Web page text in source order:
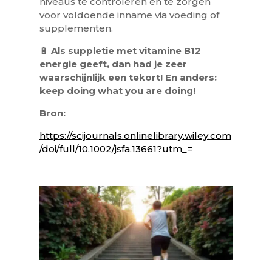
voor voldoende inname via voeding of
supplementen.
🔋 Als suppletie met vitamine B12
energie geeft, dan had je zeer
waarschijnlijk een tekort! En anders:
keep doing what you are doing!
Bron:
https://scijournals.onlinelibrary.wiley.com
/doi/full/10.1002/jsfa.13661?utm_=